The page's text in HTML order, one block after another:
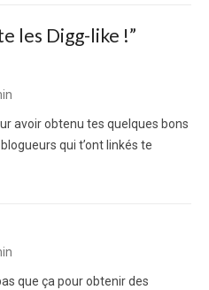
les Digg-like !”
avoir obtenu tes quelques bons
qui t’ont linkés te
que ça pour obtenir des